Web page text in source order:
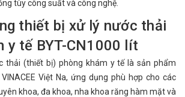
tùy công suất và công nghệ.
thiết bị xử lý nước thải
y tế BYT-CN1000 lít
thải (thiết bị) phòng khám y tế là sản phẩm
Việt Na, ứng dụng phù hợp cho các
khoa, đa khoa, nha khoa răng hàm mặt và